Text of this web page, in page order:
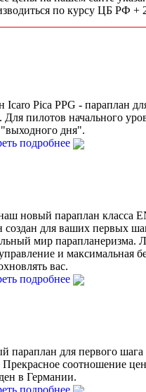
по курсу ЦБ РФ +
Icaro Pica PPG - параплан
Для пилотов начального
дня".
подробнее
новый параплан класса
создан для ваших первых
мир парапланеризма.
и максимальная
вас.
подробнее
параплан для первого
соотношение
в Германии.
подробнее